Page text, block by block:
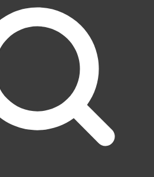
для
2011-2015 с